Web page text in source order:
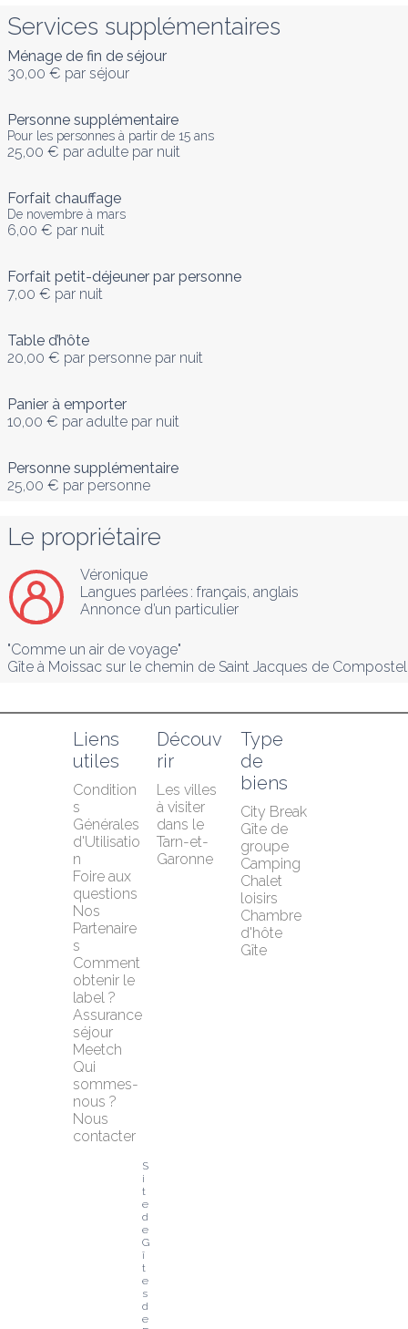
Services supplémentaires
Ménage de fin de séjour
30,00 € par séjour
Personne supplémentaire
Pour les personnes à partir de 15 ans
25,00 € par adulte par nuit
Forfait chauffage
De novembre à mars
6,00 € par nuit
Forfait petit-déjeuner par personne
7,00 € par nuit
Table d’hôte
20,00 € par personne par nuit
Panier à emporter
10,00 € par adulte par nuit
Personne supplémentaire
25,00 € par personne
Le propriétaire
Véronique
Langues parlées : français, anglais
Annonce d’un particulier
"Comme un air de voyage"
Gîte à Moissac sur le chemin de Saint Jacques de
Liens
utiles
Condition
s
Générales
d'Utilisatio
n
Foire aux
questions
Nos
Partenaire
s
Comment
obtenir le
label ?
Assurance
séjour
Meetch
Qui
sommes-
nous ?
Nous
contacter
Découv
rir
Les villes
à visiter
dans le
Tarn-et-
Garonne
Type
de
biens
City Break
Gîte de
groupe
Camping
Chalet
loisirs
Chambre
d'hôte
Gîte
S
i
t
e
d
e
G
î
t
e
s
d
e